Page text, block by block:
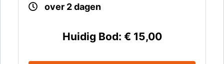
over 2 dagen
Huidig Bod: € 15,00